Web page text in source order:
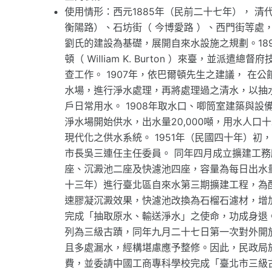
使用情形：西元1885年（民前二十七年）， 清
衡陽路）、石坊街（ 今博愛路 ）、西門街等處
劉氏的建設為基礎，展開自來水設施之規劃。
頓（ William K. Burton ）來臺，並派遣總督府
查工作。 1907年，依巴爾頓先生之建議， 在
水場，進行淨水處理，再將處理過之清水，以
戶日常用水。 1908年取水口、唧筒室建築與設
淨水場開始供水，出水量20,000噸，用水人口
現代化之供水系統。 1951年（民國四十年）初
市長吳三連任主任委員。 同年四月成立擴建工
座、沉澱池二座及快濾池四座，容量為每日出
十三年）進行臺北區自來水第三期擴建工程，
速膠凝沉澱效果，快濾池改換為石榴石濾材，
完成「抽取原水、輸送淨水」之使命，功成身
列為三級古蹟，同年九月二十七日第一次對外
且多處漏水，經構堪慮應予整修。因此，民政
費，並委請中國工商專科學校完成「臺北市三